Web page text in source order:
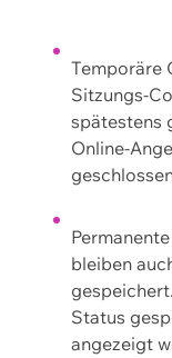
Temporäre
Sitzungs-
spätestens
Online-
bleiben
Status
angezeigt